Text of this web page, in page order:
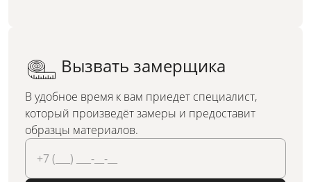
Вызвать замерщика
В удобное время к вам приедет специалист,
который произведёт замеры и предоставит
образцы материалов.